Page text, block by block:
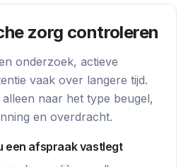
zorg controleren
onderzoek, actieve
vaak over langere tijd.
naar het type beugel,
en overdracht.
een afspraak vastlegt